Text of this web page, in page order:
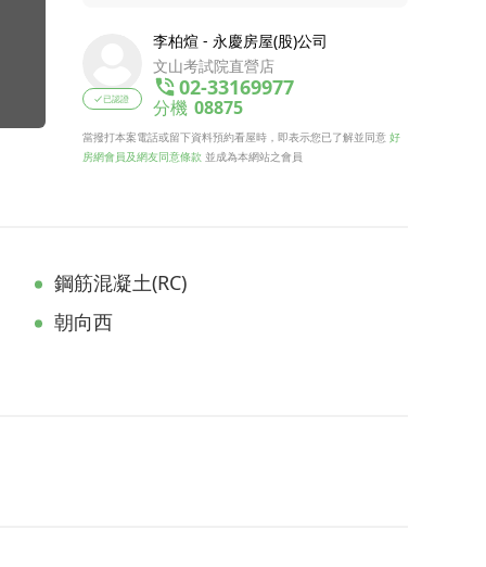
已認證
李柏煊 - 永慶房屋(股)公司
文山考試院直營店
02-33169977
分機 08875
當撥打本案電話或留下資料預約看屋時，即表示您已了解並同意 好
房網會員及網友同意條款 並成為本網站之會員
鋼筋混凝土(RC)
朝向西